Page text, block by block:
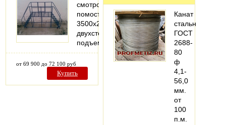
смотровой
помост
3500х2500х820-
двухсторонний
подъем.
от 69 900 до 72 100 руб
Купить
Канат
стальной
ГОСТ
2688-
80
ф
4,1-
56,0
мм.
от
100
п.м.